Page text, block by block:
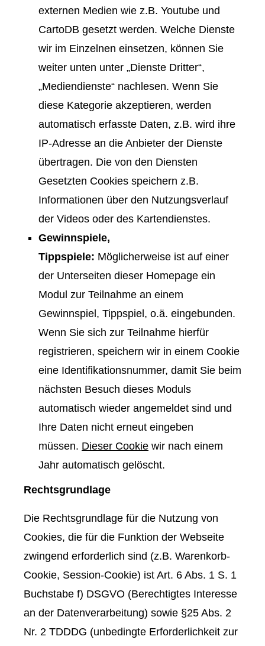
externen Medien wie z.B. Youtube und
CartoDB gesetzt werden. Welche Dienste
wir im Einzelnen einsetzen, können Sie
weiter unten unter „Dienste Dritter“,
„Mediendienste“ nachlesen. Wenn Sie
diese Kategorie akzeptieren, werden
automatisch erfasste Daten, z.B. wird ihre
IP-Adresse an die Anbieter der Dienste
übertragen. Die von den Diensten
Gesetzten Cookies speichern z.B.
Informationen über den Nutzungsverlauf
der Videos oder des Kartendienstes.
Gewinnspiele,
Tippspiele: Möglicherweise ist auf einer
der Unterseiten dieser Homepage ein
Modul zur Teilnahme an einem
Gewinnspiel, Tippspiel, o.ä. eingebunden.
Wenn Sie sich zur Teilnahme hierfür
registrieren, speichern wir in einem Cookie
eine Identifikationsnummer, damit Sie beim
nächsten Besuch dieses Moduls
automatisch wieder angemeldet sind und
Ihre Daten nicht erneut eingeben
müssen. Dieser Cookie wir nach einem
Jahr automatisch gelöscht.
Rechtsgrundlage
Die Rechtsgrundlage für die Nutzung von
Cookies, die für die Funktion der Webseite
zwingend erforderlich sind (z.B. Warenkorb-
Cookie, Session-Cookie) ist Art. 6 Abs. 1 S. 1
Buchstabe f) DSGVO (Berechtigtes Interesse
an der Datenverarbeitung) sowie §25 Abs. 2
Nr. 2 TDDDG (unbedingte Erforderlichkeit zur